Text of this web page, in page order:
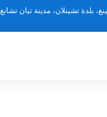
بلدة تشينلان، مدينة تيان